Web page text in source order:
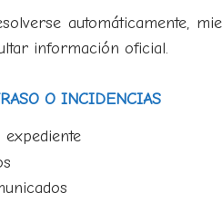
automáticamente,
información oficial.
O INCIDENCIAS